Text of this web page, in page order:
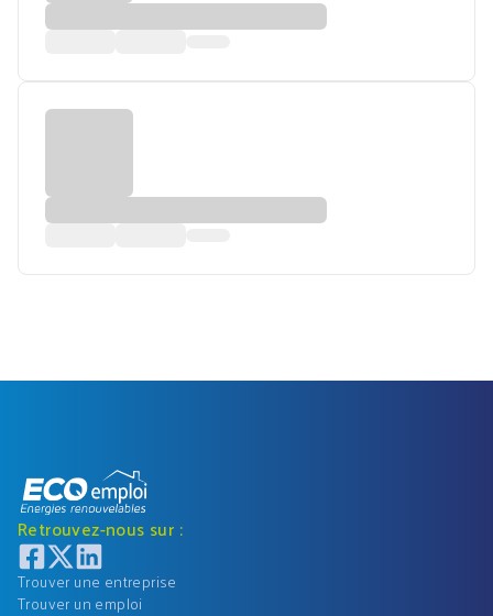
Retrouvez-nous sur :
Trouver une entreprise
Trouver un emploi